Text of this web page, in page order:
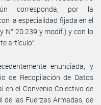
corresponda, por la
la especialidad fijada en el
N° 20.239 y modif.) y con lo
artículo”.
enunciada, y
de Recopilación de Datos
en el Convenio Colectivo de
de las Fuerzas Armadas, de